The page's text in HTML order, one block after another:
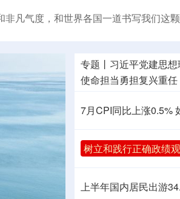
凡气度，和世界各国一道书写我们这
专题丨 习近平党建思
使命担当勇担复兴重任
7月CPI同比上涨0.5%
树立和践行正确政绩观
上半年国内居民出游